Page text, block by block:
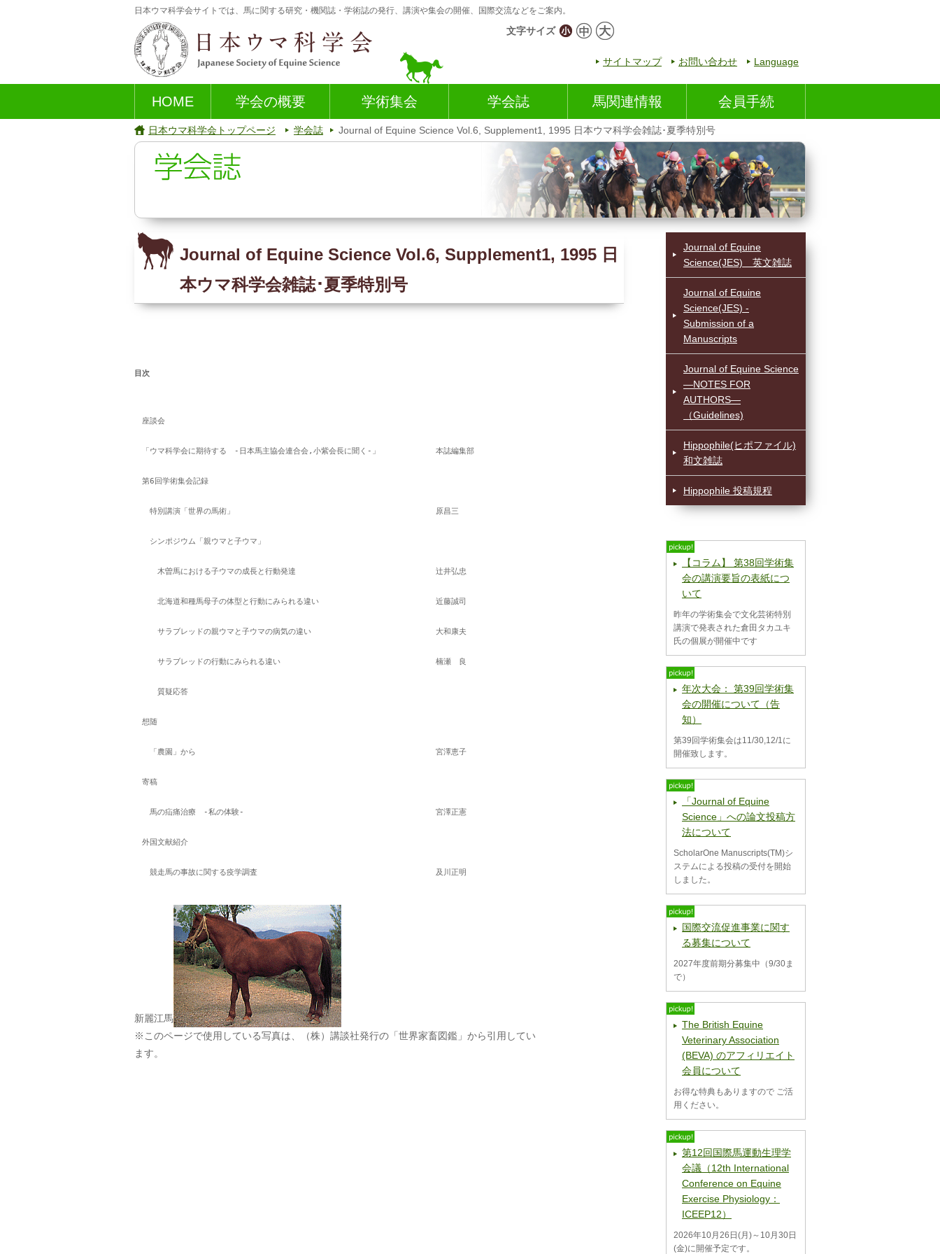
日本ウマ科学会サイトでは、馬に関する研究・機関誌・学術誌の発行、講演や集会の開催、国際交流などをご案内。
文字サイズ
サイトマップ お問い合わせ Language
HOME 学会の概要 学術集会 学会誌 馬関連情報 会員手続
日本ウマ科学会トップページ 学会誌 Journal of Equine Science Vol.6, Supplement1, 1995 日本ウマ科学会雑誌･夏季特別号
Journal of Equine Science Vol.6, Supplement1, 1995 日
本ウマ科学会雑誌･夏季特別号
目次
座談会
「ウマ科学会に期待する　-日本馬主協会連合会,小紫会長に聞く-」 本誌編集部
第6回学術集会記録
特別講演「世界の馬術」 原昌三
シンポジウム「親ウマと子ウマ」
木曽馬における子ウマの成長と行動発達 辻井弘忠
北海道和種馬母子の体型と行動にみられる違い 近藤誠司
サラブレッドの親ウマと子ウマの病気の違い 大和康夫
サラブレッドの行動にみられる違い 楠瀬　良
質疑応答
想随
「農園」から 宮澤恵子
寄稿
馬の疝痛治療　-私の体験- 宮澤正憲
外国文献紹介
競走馬の事故に関する疫学調査 及川正明
新麗江馬
※このページで使用している写真は、（株）講談社発行の「世界家畜図鑑」から引用してい
ます。
Journal of Equine
Science(JES) 英文雑誌
Journal of Equine
Science(JES) -
Submission of a
Manuscripts
Journal of Equine Science
—NOTES FOR
AUTHORS—
（Guidelines)
Hippophile(ヒポファイル)
和文雑誌
Hippophile 投稿規程
【コラム】 第38回学術集
会の講演要旨の表紙につ
いて
昨年の学術集会で文化芸術特別
講演で発表された倉田タカユキ
氏の個展が開催中です
年次大会： 第39回学術集
会の開催について（告
知）
第39回学術集会は11/30,12/1に
開催致します。
「Journal of Equine
Science」への論文投稿方
法について
ScholarOne Manuscripts(TM)シ
ステムによる投稿の受付を開始
しました。
国際交流促進事業に関す
る募集について
2027年度前期分募集中（9/30ま
で）
The British Equine
Veterinary Association
(BEVA) のアフィリエイト
会員について
お得な特典もありますので ご活
用ください。
第12回国際馬運動生理学
会議（12th International
Conference on Equine
Exercise Physiology：
ICEEP12）
2026年10月26日(月)～10月30日
(金)に開催予定です。